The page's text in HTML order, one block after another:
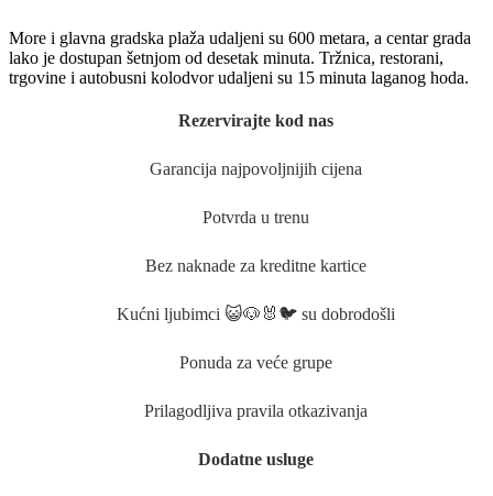
More i glavna gradska plaža udaljeni su 600 metara, a centar grada
lako je dostupan šetnjom od desetak minuta. Tržnica, restorani,
trgovine i autobusni kolodvor udaljeni su 15 minuta laganog hoda.
Rezervirajte kod nas
Garancija najpovoljnijih cijena
Potvrda u trenu
Bez naknade za kreditne kartice
Kućni ljubimci 😺🐶🐰🐦 su dobrodošli
Ponuda za veće grupe
Prilagodljiva pravila otkazivanja
Dodatne usluge